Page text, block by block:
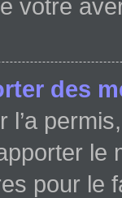
votre
des
l’a
le
pour le